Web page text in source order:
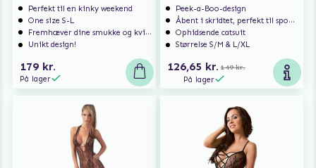
Perfekt til en kinky weekend
One size S-L
Fremhæver dine smukke og kvindelige former
Unikt design!
179 kr.
På lager
Peek-a-Boo-design
Åbent i skridtet, perfekt til spontan sex
Ophidsende catsuit
Størrelse S/M & L/XL
126,65 kr. 149 kr.
På lager